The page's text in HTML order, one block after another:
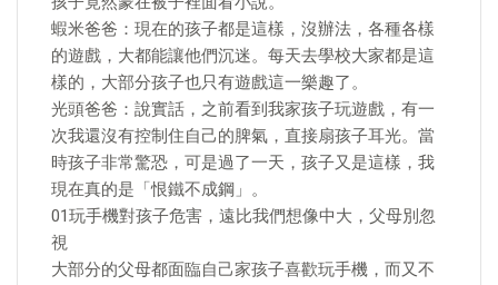
蝦米爸爸：現在的孩子都是這樣，沒辦法，各種各樣
的遊戲，大都能讓他們沉迷。每天去學校大家都是這
樣的，大部分孩子也只有遊戲這一樂趣了。
光頭爸爸：說實話，之前看到我家孩子玩遊戲，有一
次我還沒有控制住自己的脾氣，直接扇孩子耳光。當
時孩子非常驚恐，可是過了一天，孩子又是這樣，我
現在真的是「恨鐵不成鋼」。
01玩手機對孩子危害，遠比我們想像中大，父母別忽
視
大部分的父母都面臨自己家孩子喜歡玩手機，而又不